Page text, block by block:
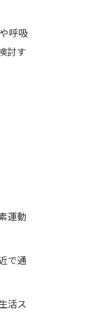
呼吸
討す
運動
で通
活ス